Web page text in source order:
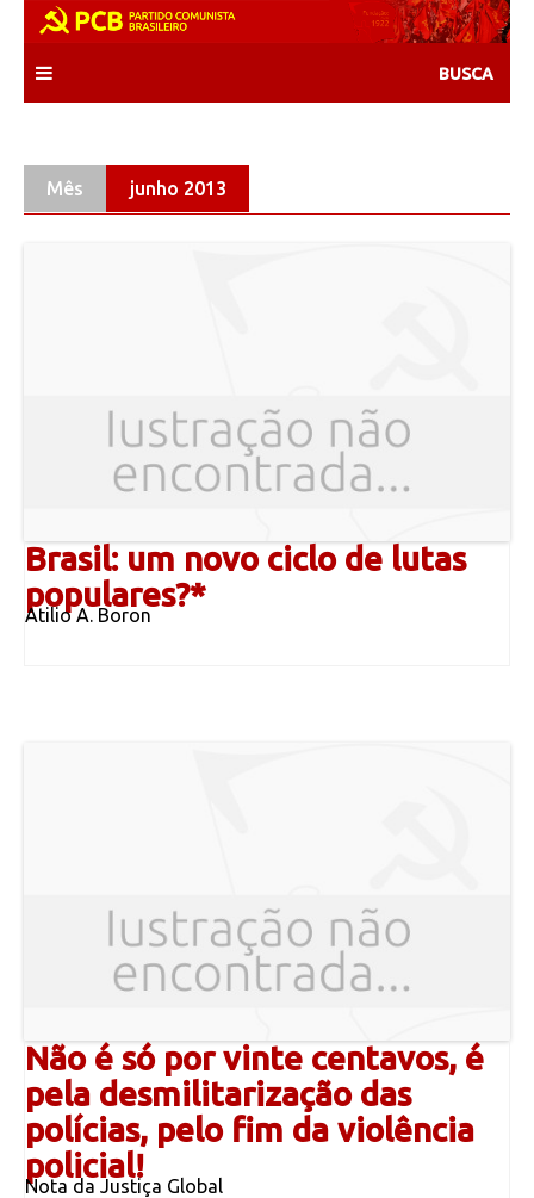
content
Mês junho 2013
Brasil: um novo ciclo de lutas
populares?*
Atilio A. Boron
Não é só por vinte centavos, é
pela desmilitarização das
polícias, pelo fim da violência
policial!
Nota da Justiça Global